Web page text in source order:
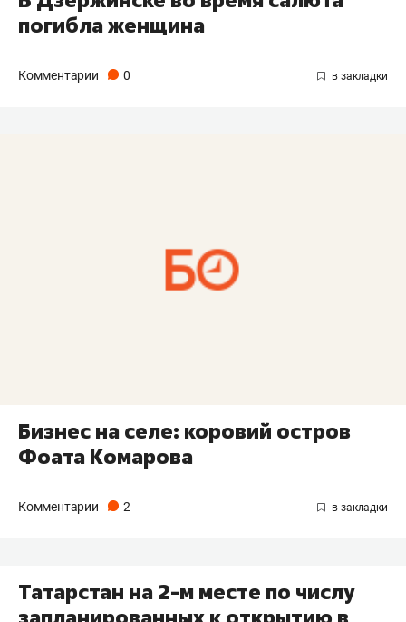
погибла женщина
Комментарии 0
Бизнес на селе: коровий остров
Фоата Комарова
Комментарии 2
​Татарстан на 2-м месте по числу